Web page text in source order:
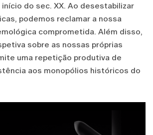
do sec. XX. Ao desestabilizar
podemos reclamar a nossa
comprometida. Além disso,
sobre as nossas próprias
uma repetição produtiva de
aos monopólios históricos do